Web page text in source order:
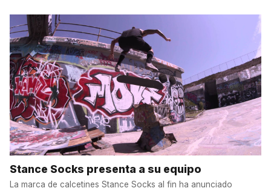
Stance Socks presenta a su equipo
La marca de calcetines Stance Socks al fin ha anunciado